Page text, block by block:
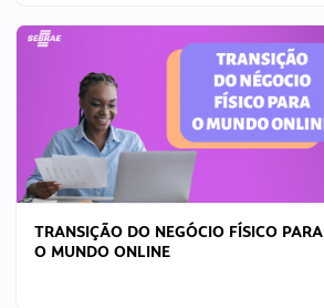
TRANSIÇÃO DO NEGÓCIO FÍSICO PARA
O MUNDO ONLINE